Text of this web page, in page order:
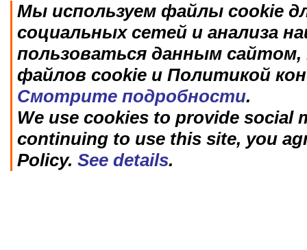
Мы используем файлы cookie
социальных сетей и анализа
пользоваться данным
файлов cookie и Политикой
Смотрите подробности.
We use cookies to provide social
continuing to use this site, you
Policy. See details.